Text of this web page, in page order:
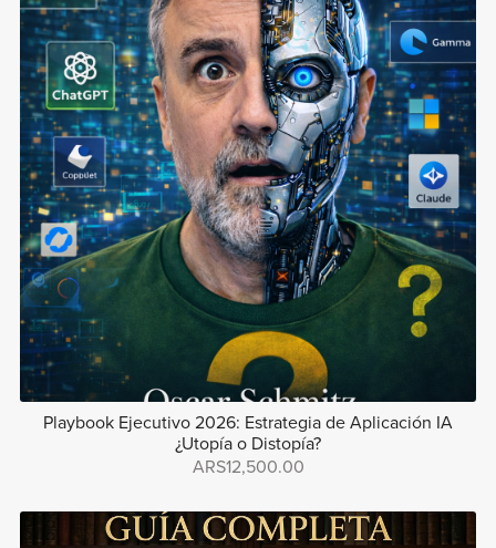
Playbook Ejecutivo 2026: Estrategia de Aplicación IA
¿Utopía o Distopía?
ARS12,500.00